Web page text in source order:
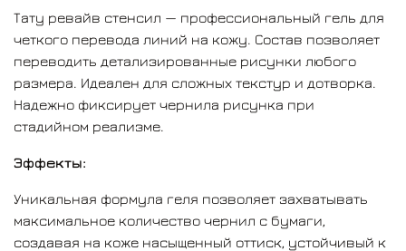
татуировщики сталкиваются с рядом специфических
проблем, которые могут доставить трансферные
Испарение — Спиртосодержащие средства быстро
высыхают на коже и часть трафарета не успевает
перевестись, приходится пропитывать бумагу
сверху, что не гарантирует стойкого оттиска.
Текучесть
— Водные составы слишком жидкие и
растворяют краситель трансфера на бумаге, на коже
мелкие детали сливаются в крупные фрагменты.
Тату ревайв стенсил — профессиональный гель для
четкого перевода линий на кожу. Состав позволяет
переводить детализированные рисунки любого
размера. Идеален для сложных текстур и дотворка.
Надежно фиксирует чернила рисунка при
стадийном реализме.
Эффекты:
Уникальная формула геля позволяет захватывать
максимальное количество чернил с бумаги,
создавая на коже насыщенный оттиск, устойчивый к